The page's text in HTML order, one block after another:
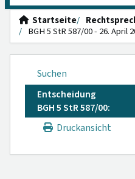
Startseite
BGH 5 StR 587/00 - 26. April
Suchen
Entscheidung
BGH 5 StR 587/00:
Druckansicht